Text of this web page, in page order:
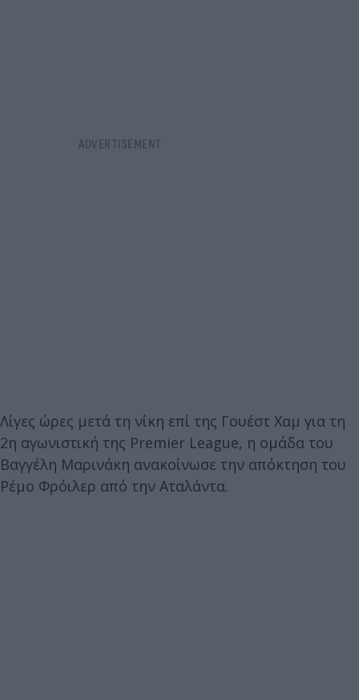
Λίγες ώρες μετά τη νίκη επί της Γουέστ Χαμ για τη
2η αγωνιστική της Premier League, η ομάδα του
Βαγγέλη Μαρινάκη ανακοίνωσε την απόκτηση του
Ρέμο Φρόιλερ από την Αταλάντα.